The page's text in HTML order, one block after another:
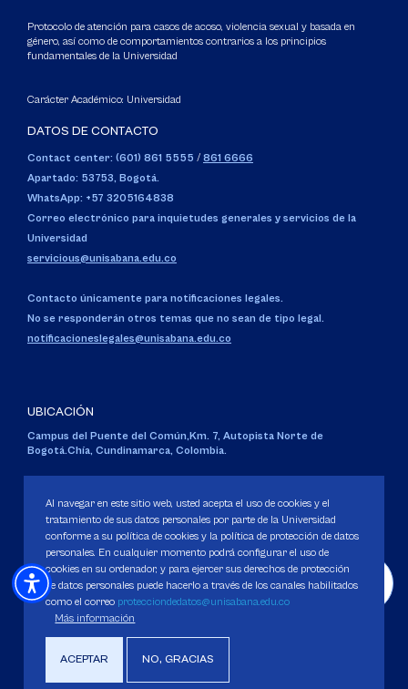
Protocolo de atención para casos de acoso, violencia sexual y basada en
género, así como de comportamientos contrarios a los principios
fundamentales de la Universidad
Carácter Académico: Universidad
DATOS DE CONTACTO
Contact center: (601) 861 5555 / 861 6666
Apartado: 53753, Bogotá.
WhatsApp: +57 3205164838
Correo electrónico para inquietudes generales y servicios de la
Universidad
servicious@unisabana.edu.co
Contacto únicamente para notificaciones legales.
No se responderán otros temas que no sean de tipo legal.
notificacioneslegales@unisabana.edu.co
UBICACIÓN
Campus del Puente del Común,Km. 7, Autopista Norte de
Bogotá.Chía, Cundinamarca, Colombia.
Personería Jurídica:Resolución 130 del 14 de enero de 1980.
Ministerio de Educación Nacional.
Política de Protección de datos
Derechos Pecuniarios
Al navegar en este sitio web, usted acepta el uso de cookies y el
tratamiento de sus datos personales por parte de la Universidad
conforme a su política de cookies y la política de protección de datos
personales. En cualquier momento podrá configurar el uso de
cookies en su ordenador, y para ejercer sus derechos de protección
de datos personales puede hacerlo a través de los canales habilitados
como el correo protecciondedatos@unisabana.edu.co
Más información
ACEPTAR NO, GRACIAS